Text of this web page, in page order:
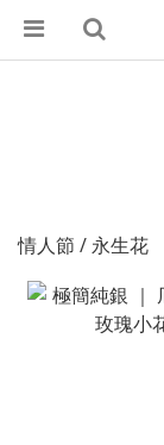
情人節 / 永生花